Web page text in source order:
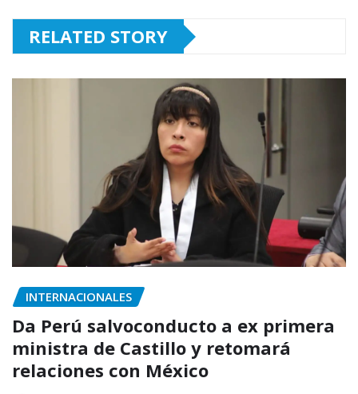
RELATED STORY
INTERNACIONALES
Da Perú salvoconducto a ex primera
ministra de Castillo y retomará
relaciones con México